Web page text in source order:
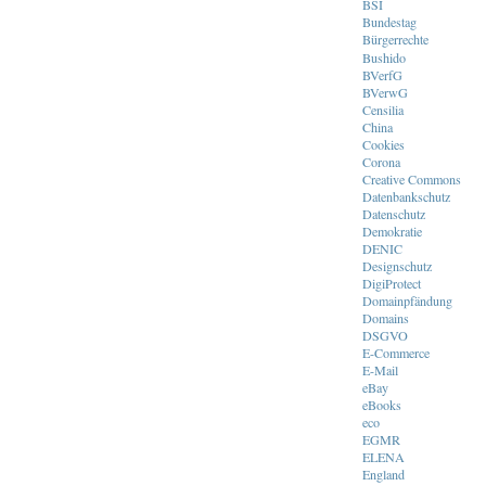
BSI
Bundestag
Bürgerrechte
Bushido
BVerfG
BVerwG
Censilia
China
Cookies
Corona
Creative Commons
Datenbankschutz
Datenschutz
Demokratie
DENIC
Designschutz
DigiProtect
Domainpfändung
Domains
DSGVO
E-Commerce
E-Mail
eBay
eBooks
eco
EGMR
ELENA
England